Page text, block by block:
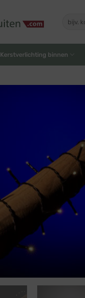
naar:
Kerstverlichting binnen